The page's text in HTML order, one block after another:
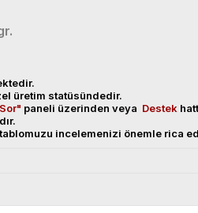
üretim statüsündedir.
paneli üzerinden veya Destek
incelemenizi önemle rica